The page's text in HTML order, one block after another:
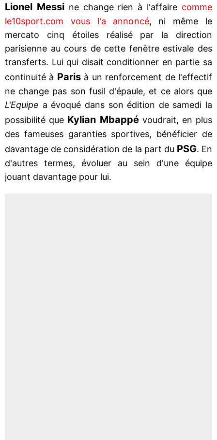
Lionel Messine change rien à l'affaire comme
le10sport.com vous l'a annoncé, ni même le
mercato cinq étoiles réalisé par la direction
parisienne au cours de cette fenêtre estivale des
transferts. Lui qui disait conditionner en partie sa
continuité à Parisà un renforcement de l'effectif
ne change pas son fusil d'épaule, et ce alors que
L'Equipe a évoqué dans son édition de samedi la
possibilité que Kylian Mbappévoudrait, en plus
des fameuses garanties sportives, bénéficier de
davantage de considération de la part du PSG. En
d'autres termes, évoluer au sein d'une équipe
jouant davantage pour lui.